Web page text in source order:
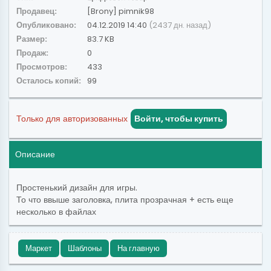
Продавец:
[Brony] pimnik98
Опубликовано:
04.12.2019 14:40 (2437 дн. назад)
Размер:
83.7 KB
Продаж:
0
Просмотров:
433
Осталось копий:
99
Только для авторизованных Войти, чтобы купить
Описание
Простенький дизайн для игры.
То что ввыше заголовка, плита прозрачная + есть еще
несколько в файлах
Маркет Шаблоны На главную